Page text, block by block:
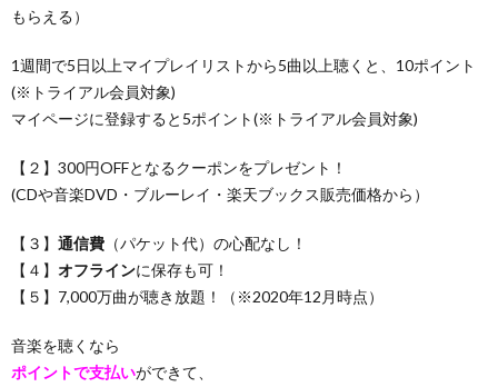
もらえる）
1週間で5日以上マイプレイリストから5曲以上聴くと、10ポイント
(※トライアル会員対象)
マイページに登録すると5ポイント(※トライアル会員対象)
【２】300円OFFとなるクーポンをプレゼント！
(CDや音楽DVD・ブルーレイ・楽天ブックス販売価格から）
【３】 通信費 （パケット代）の心配なし！
【４】 オフラインに保存も可！
【５】7,000万曲が聴き放題！（※2020年12月時点）
音楽を聴くなら
ポイントで支払いができて、